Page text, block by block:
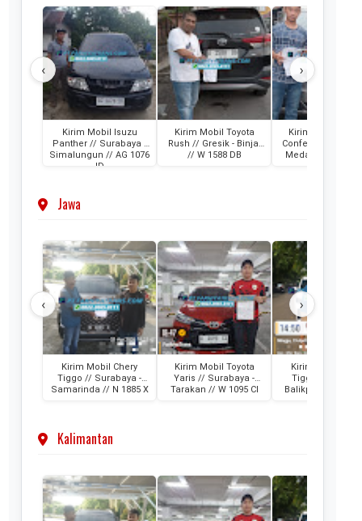
‹
Kirim Mobil Isuzu
Panther // Surabaya -
Simalungun // AG 1076
ID
Kirim Mobil Toyota
Rush // Gresik - Binjai
// W 1588 DB
Kirim Mobil
Confero //
Medan // L 1202
›
Jawa
‹
Kirim Mobil Chery
Tiggo // Surabaya -
Samarinda // N 1885 X
Kirim Mobil Toyota
Yaris // Surabaya -
Tarakan // W 1095 CI
Kirim Mobil
Tiggo // Jakarta
Balikpapan // D
›
Kalimantan